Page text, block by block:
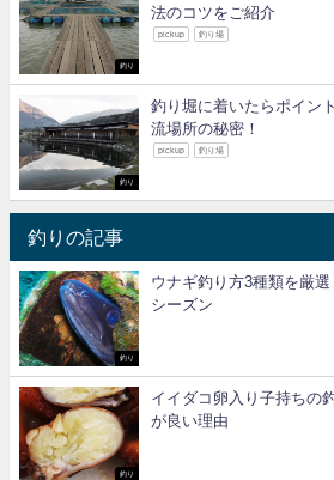
釣り
法のコツをご紹介
pickup 釣り場
釣り
釣り堀に着いたらポイン
流場所の秘密！
pickup 釣り場
釣りの記事
釣り
ウナギ釣り方3種類を厳
シーズン
釣り
イイダコ卵入り子持ちの
が良い理由